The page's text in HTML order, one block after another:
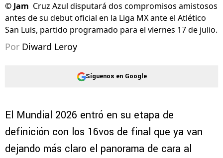
©Jam Cruz Azul disputará dos compromisos amistosos
antes de su debut oficial en la Liga MX ante el Atlético
San Luis, partido programado para el viernes 17 de julio.
Por Diward Leroy
Síguenos en Google
El Mundial 2026 entró en su etapa de
definición con los 16vos de final que ya van
dejando más claro el panorama de cara al